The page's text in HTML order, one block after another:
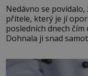
Nedávno se povídalo,
přítele, který je jí
posledních dnech čím
Dohnala ji snad